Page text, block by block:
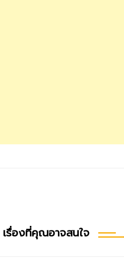
เรื่องที่คุณอาจสนใจ